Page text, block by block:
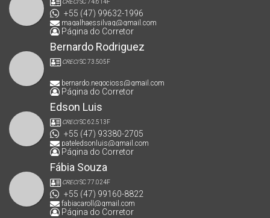
CRECISC 74.614F
+55 (47) 99632-1996
magalhaessilvag@gmail.com
Página do Corretor
Bernardo Rodriguez
CRECISC 73.505F
bernardo.negocioss@gmail.com
Página do Corretor
Edson Luis
CRECISC 62.513F
+55 (47) 93380-2705
pateledsonluis@gmail.com
Página do Corretor
Fábia Souza
CRECISC 77.024F
+55 (47) 99160-8822
fabiacaroll@gmail.com
Página do Corretor